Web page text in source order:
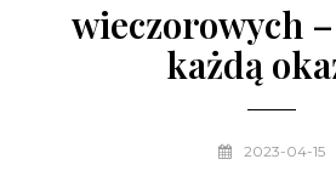
wieczorowych
każdą
2023-04-15